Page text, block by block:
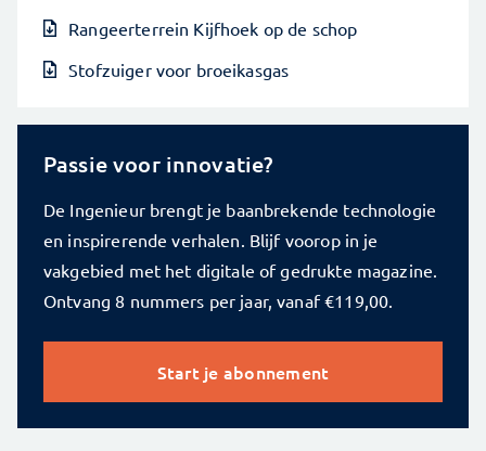
Passie voor innovatie?
De Ingenieur brengt je baanbrekende technologie
en inspirerende verhalen. Blijf voorop in je
vakgebied met het digitale of gedrukte magazine.
Ontvang 8 nummers per jaar, vanaf €119,00.
Start je abonnement
Rangeerterrein Kijfhoek op de schop
Stofzuiger voor broeikasgas